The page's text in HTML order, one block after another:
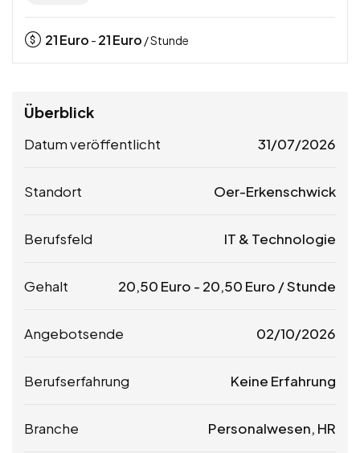
21Euro - 21Euro / Stunde
Überblick
Datum veröffentlicht 31/07/2026
Standort Oer-Erkenschwick
Berufsfeld IT & Technologie
Gehalt 20,50 Euro - 20,50 Euro / Stunde
Angebotsende 02/10/2026
Berufserfahrung Keine Erfahrung
Branche Personalwesen, HR